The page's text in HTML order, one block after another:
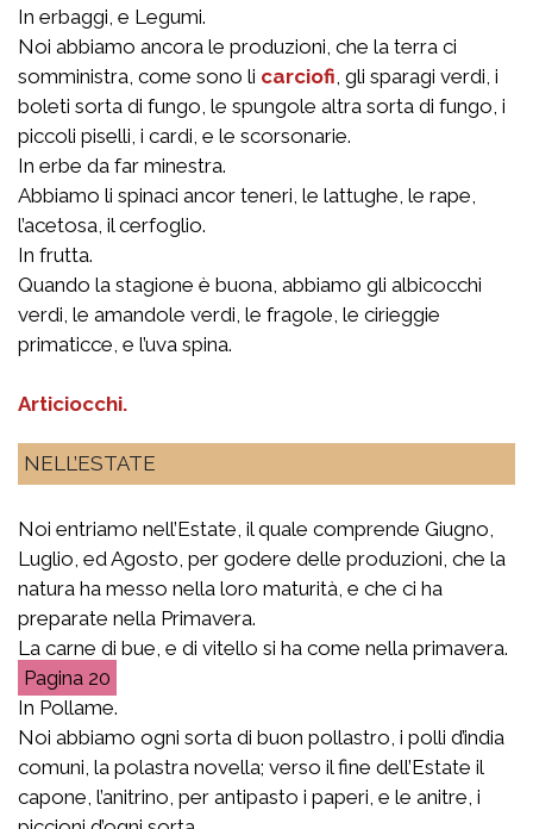
In erbaggi, e Legumi.
Noi abbiamo ancora le produzioni, che la terra ci
somministra, come sono li carciofi , gli sparagi verdi, i
boleti sorta di fungo, le spungole altra sorta di fungo, i
piccoli piselli, i cardi, e le scorsonarie.
In erbe da far minestra.
Abbiamo li spinaci ancor teneri, le lattughe, le rape,
l’acetosa, il cerfoglio.
In frutta.
Quando la stagione è buona, abbiamo gli albicocchi
verdi, le amandole verdi, le fragole, le cirieggie
primaticce, e l’uva spina.
Articiocchi.
NELL’ESTATE
Noi entriamo nell’Estate, il quale comprende Giugno,
Luglio, ed Agosto, per godere delle produzioni, che la
natura ha messo nella loro maturità, e che ci ha
preparate nella Primavera.
La carne di bue, e di vitello si ha come nella primavera.
20
In Pollame.
Noi abbiamo ogni sorta di buon pollastro, i polli d’india
comuni, la polastra novella; verso il fine dell’Estate il
capone, l’anitrino, per antipasto i paperi, e le anitre, i